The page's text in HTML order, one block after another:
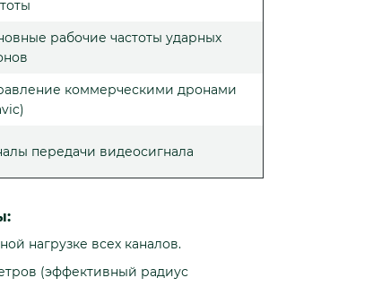
рабочие частоты ударных
коммерческими дронами
передачи видеосигнала
нагрузке всех каналов.
(эффективный радиус